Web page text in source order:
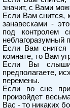
значит, с Вами
Если Вам снится,
занавесками -
под контролем
неблагоразумный
Если Вам
комнате, то Вам
Если Вы
предполагаете,
перемены.
Если во сне
произойдет
Вас - то никаких